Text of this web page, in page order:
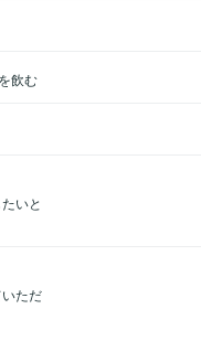
飲む
いと
ただ